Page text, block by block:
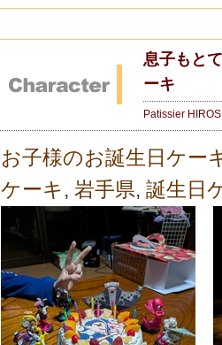
息子もと
ーキ
Patissier
お子様のお誕生日ケー
ケーキ , 岩手県, 誕生日